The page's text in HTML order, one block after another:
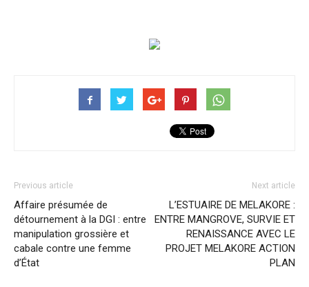
Previous article
Affaire présumée de
détournement à la DGI : entre
manipulation grossière et
cabale contre une femme
d’État
Next article
L’ESTUAIRE DE MELAKORE :
ENTRE MANGROVE, SURVIE ET
RENAISSANCE AVEC LE
PROJET MELAKORE ACTION
PLAN